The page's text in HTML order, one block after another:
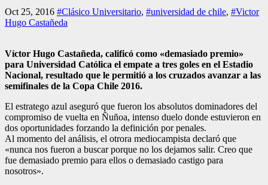
Oct 25, 2016 #Clásico Universitario, #universidad de chile, #Victor
Hugo Castañeda
Víctor Hugo Castañeda, calificó como «demasiado premio»
para Universidad Católica el empate a tres goles en el Estadio
Nacional, resultado que le permitió a los cruzados avanzar a las
semifinales de la Copa Chile 2016.
El estratego azul aseguró que fueron los absolutos dominadores del
compromiso de vuelta en Ñuñoa, intenso duelo donde estuvieron en
dos oportunidades forzando la definición por penales.
Al momento del análisis, el otrora mediocampista declaró que
«nunca nos fueron a buscar porque no los dejamos salir. Creo que
fue demasiado premio para ellos o demasiado castigo para
nosotros».